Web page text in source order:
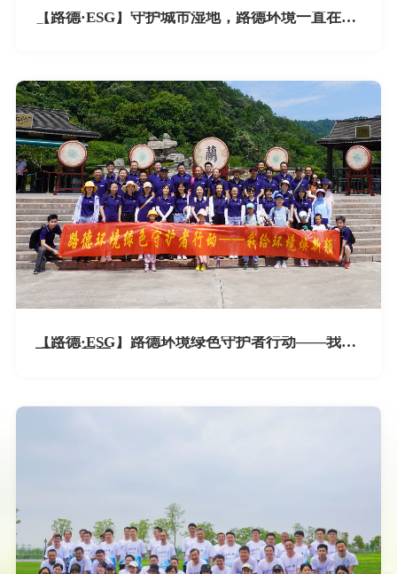
【路德·ESG】守护城市湿地，路德环境一直在行
动
【路德·ESG】路德环境绿色守护者行动——我给